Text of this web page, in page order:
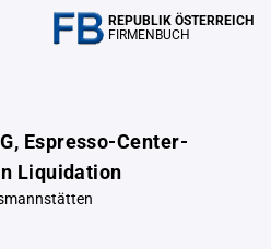
REPUBLIK ÖSTERREICH
FIRMENBUCH
Espresso-Center-
Liquidation